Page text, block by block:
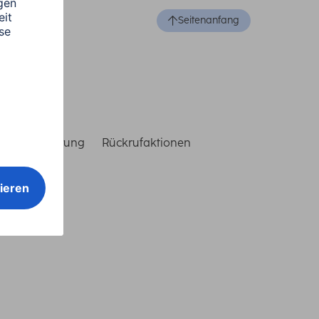
Seitenanfang
Rückrufaktionen